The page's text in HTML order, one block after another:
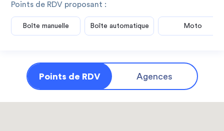
Points de RDV proposant :
Boîte manuelle Boîte automatique Moto
Points de RDV Agences